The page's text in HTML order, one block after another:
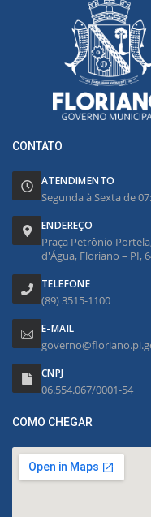
CONTATO
ATENDIMENTO
Segunda à Sexta de
ENDEREÇO
Praça Petrônio
d'Água, Floriano – PI,
TELEFONE
(89) 3515-1100
E-MAIL
CNPJ
06.554.067/0001-54
COMO CHEGAR